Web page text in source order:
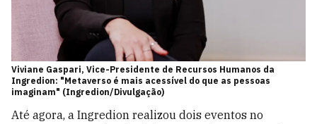
Viviane Gaspari, Vice-Presidente de Recursos Humanos da
Ingredion: "Metaverso é mais acessível do que as pessoas
imaginam" (Ingredion/Divulgação)
Até agora, a Ingredion realizou dois eventos no